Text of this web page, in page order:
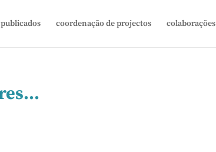
coordenação de projectos colaborações